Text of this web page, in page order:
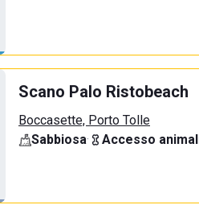
Scano Palo Ristobeach
Boccasette, Porto Tolle
Sabbiosa· Accesso